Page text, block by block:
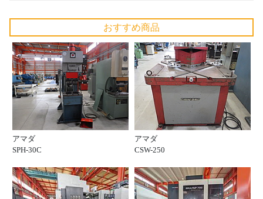
おすすめ商品
アマダ
SPH-30C
アマダ
CSW-250